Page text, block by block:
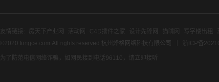
友情链接: 房天下产业网 活动网 C4D插件之家 设计先锋网 猫啃网 写字楼出租
©2020 fongce.com.All rights reserved 杭州烽格网络科技有限公司
浙ICP备
为了防范电信网络诈骗，如网民接到电话96110，请立即接听